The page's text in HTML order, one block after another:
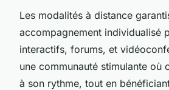
Les modalités à distance
accompagnement individualisé
interactifs, forums, et
une communauté stimulante où
à son rythme, tout en